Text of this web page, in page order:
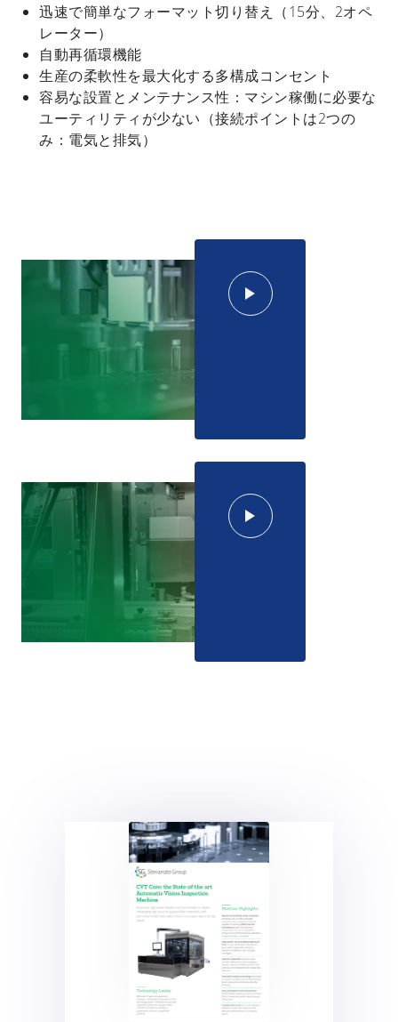
迅速で簡単なフォーマット切り替え（15分、2オペ
レーター）
自動再循環機能
生産の柔軟性を最大化する多構成コンセント
容易な設置とメンテナンス性：マシン稼働に必要な
ユーティリティが少ない（接続ポイントは2つの
み：電気と排気）